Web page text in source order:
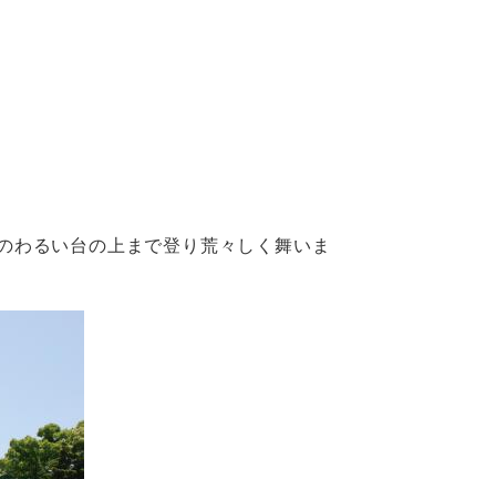
わるい台の上まで登り荒々しく舞いま